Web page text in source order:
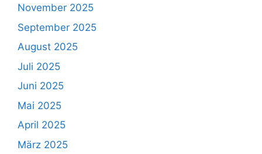
November 2025
September 2025
August 2025
Juli 2025
Juni 2025
Mai 2025
April 2025
März 2025